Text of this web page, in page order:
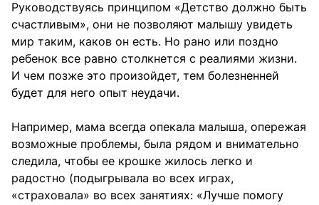
Руководствуясь принципом «Детство должно быть
счастливым», они не позволяют малышу увидеть
мир таким, каков он есть. Но рано или поздно
ребенок все равно столкнется с реалиями жизни.
И чем позже это произойдет, тем болезненней
будет для него опыт неудачи.
Например, мама всегда опекала малыша, опережая
возможные проблемы, была рядом и внимательно
следила, чтобы ее крошке жилось легко и
радостно (подыгрывала во всех играх,
«страховала» во всех занятиях: «Лучше помогу